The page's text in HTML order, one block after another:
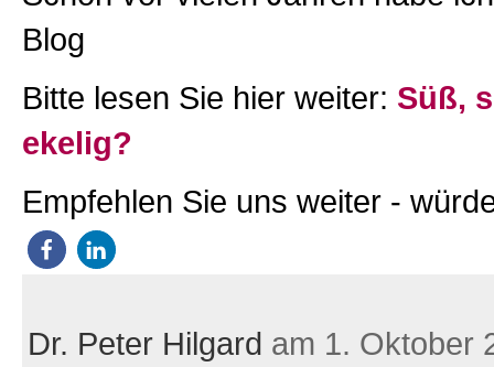
Blog
Bitte lesen Sie hier weiter: Süß,
ekelig?
Empfehlen Sie uns weiter -
Dr. Peter Hilgard am 1. Oktober